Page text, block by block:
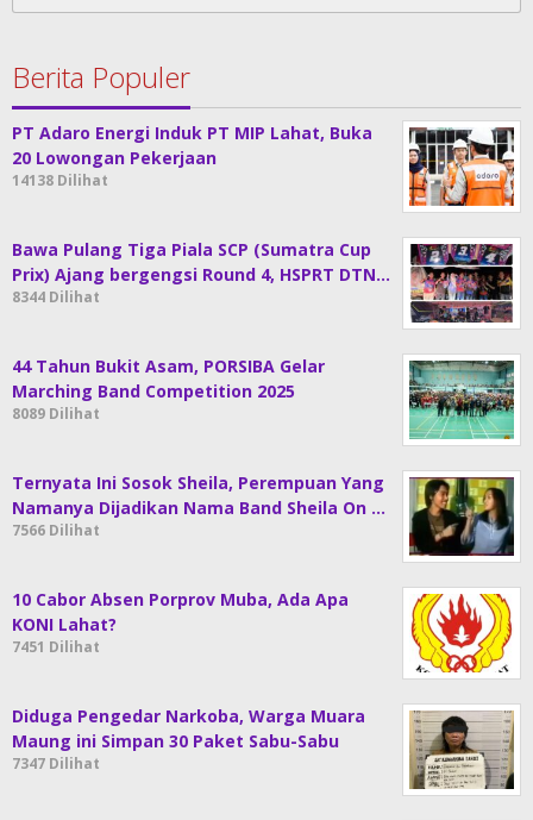
Berita Populer
PT Adaro Energi Induk PT MIP Lahat, Buka
20 Lowongan Pekerjaan
14138 Dilihat
Bawa Pulang Tiga Piala SCP (Sumatra Cup
Prix) Ajang bergengsi Round 4, HSPRT DTN…
8344 Dilihat
44 Tahun Bukit Asam, PORSIBA Gelar
Marching Band Competition 2025
8089 Dilihat
Ternyata Ini Sosok Sheila, Perempuan Yang
Namanya Dijadikan Nama Band Sheila On …
7566 Dilihat
10 Cabor Absen Porprov Muba, Ada Apa
KONI Lahat?
7451 Dilihat
Diduga Pengedar Narkoba, Warga Muara
Maung ini Simpan 30 Paket Sabu-Sabu
7347 Dilihat